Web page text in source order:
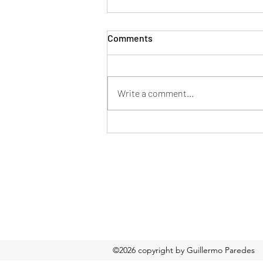
Mentor en tu nueva pega
Comments
Write a comment...
©2026 copyright by Guillermo Paredes